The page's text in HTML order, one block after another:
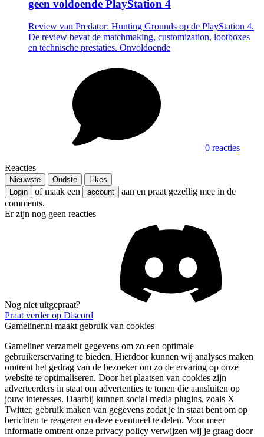
geen voldoende PlayStation 4
Review van Predator: Hunting Grounds op de PlayStation 4.
De review bevat de matchmaking, customization, lootboxes
en technische prestaties. Onvoldoende
0 reacties
Reacties
Nieuwste Oudste
Likes
Login
of maak een account
aan en praat gezellig mee in de
comments.
Er zijn nog geen reacties
Nog niet uitgepraat?
Praat verder op Discord
Gameliner.nl maakt gebruik van cookies
Gameliner verzamelt gegevens om zo een optimale
gebruikerservaring te bieden. Hierdoor kunnen wij analyses maken
omtrent het gedrag van de bezoeker om zo de ervaring op onze
website te optimaliseren. Door het plaatsen van cookies zijn
adverteerders in staat om advertenties te tonen die aansluiten op
jouw interesses. Daarbij kunnen social media plugins, zoals X
Twitter, gebruik maken van gegevens zodat je in staat bent om op
berichten te reageren en deze eventueel te delen. Voor meer
informatie omtrent onze privacy policy verwijzen wij je graag door